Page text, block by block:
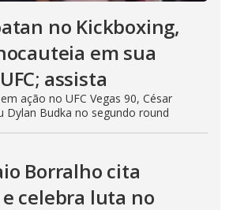
no Kickboxing,
em sua
assista
ação no UFC Vegas 90, César
Dylan Budka no segundo round
Borralho cita
celebra luta no